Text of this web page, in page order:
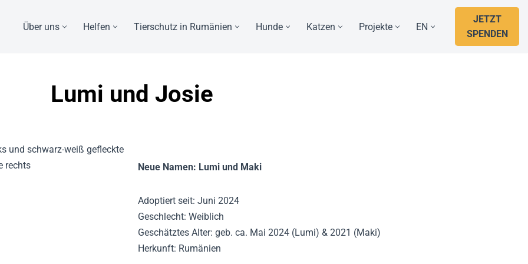
Über uns Helfen Tierschutz in Rumänien Hunde Katzen Projekte EN
JETZT
SPENDEN
Lumi und Josie
Neue Namen: Lumi und Maki
Adoptiert seit: Juni 2024
Geschlecht: Weiblich
Geschätztes Alter: geb. ca. Mai 2024 (Lumi) & 2021 (Maki)
Herkunft: Rumänien